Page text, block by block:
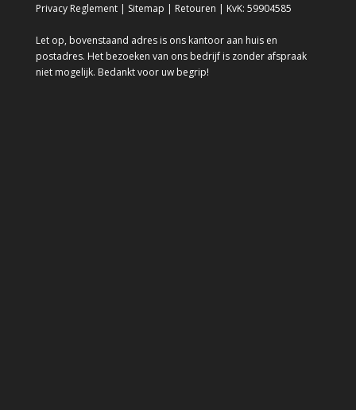
Privacy Reglement| Sitemap | Retouren | KvK: 59904585
Let op, bovenstaand adres is ons kantoor aan huis en
postadres. Het bezoeken van ons bedrijf is zonder afspraak
niet mogelijk. Bedankt voor uw begrip!